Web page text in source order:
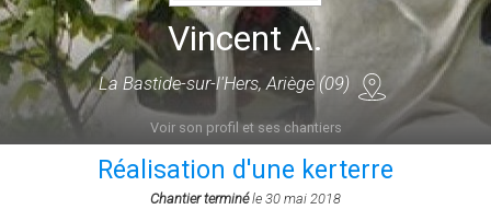
Vincent A.
La Bastide-sur-l'Hers, Ariège (09)
Voir son profil et ses chantiers
Réalisation d'une kerterre
Chantier terminéle 30 mai 2018